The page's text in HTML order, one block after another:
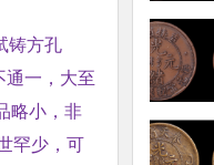
铸方孔
通一，大至
略小，非
罕少，可